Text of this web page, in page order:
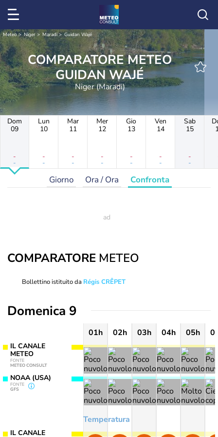
Meteo Niger Maradi Guidan Wajé
COMPARATORE METEO
GUIDAN WAJÉ
Niger (Maradi)
Dom
09
-
-
Lun
10
-
-
Mar
11
-
-
Mer
12
-
-
Gio
13
-
-
Ven
14
-
-
Sab
15
-
-
Giorno Ora / Ora Confronta
COMPARATORE METEO
Bollettino istituito da Régis CRÊPET
Domenica 9
IL CANALE
METEO
FONTE
METEO CONSULT
NOAA (USA)
FONTE
GFS
IL CANALE
01h 02h 03h 04h 05h
Temperatura